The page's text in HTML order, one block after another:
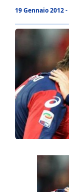
19 Gennaio 2012 -